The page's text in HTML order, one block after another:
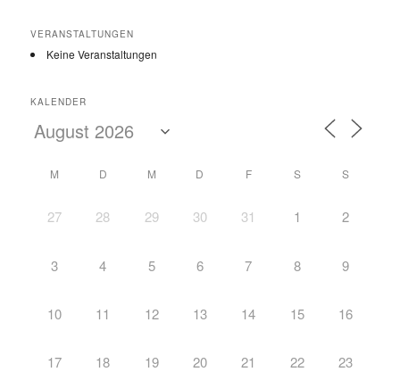
VERANSTALTUNGEN
Keine Veranstaltungen
KALENDER
M D M D F S S
27 28 29 30 31 1 2
3 4 5 6 7 8 9
10 11 12 13 14 15 16
17 18 19 20 21 22 23